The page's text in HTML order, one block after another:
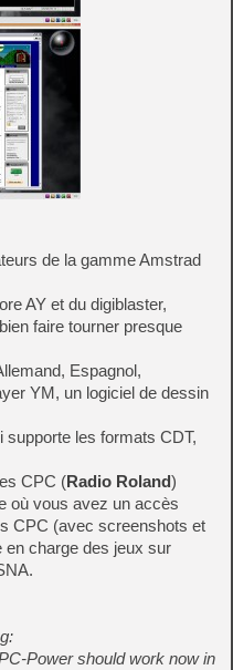
de la gamme Amstrad
AY et du digiblaster,
faire tourner presque
Espagnol,
YM, un logiciel de dessin
les formats CDT,
CPC (Radio Roland)
où vous avez un accès
CPC (avec screenshots et
charge des jeux sur
Power should work now in